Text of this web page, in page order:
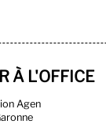
À L'OFFICE
Agen